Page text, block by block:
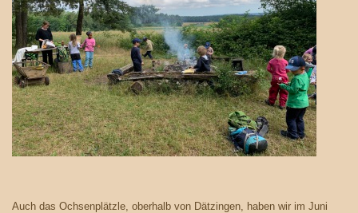
Auch das Ochsenplätzle, oberhalb von Dätzingen, haben wir im Juni